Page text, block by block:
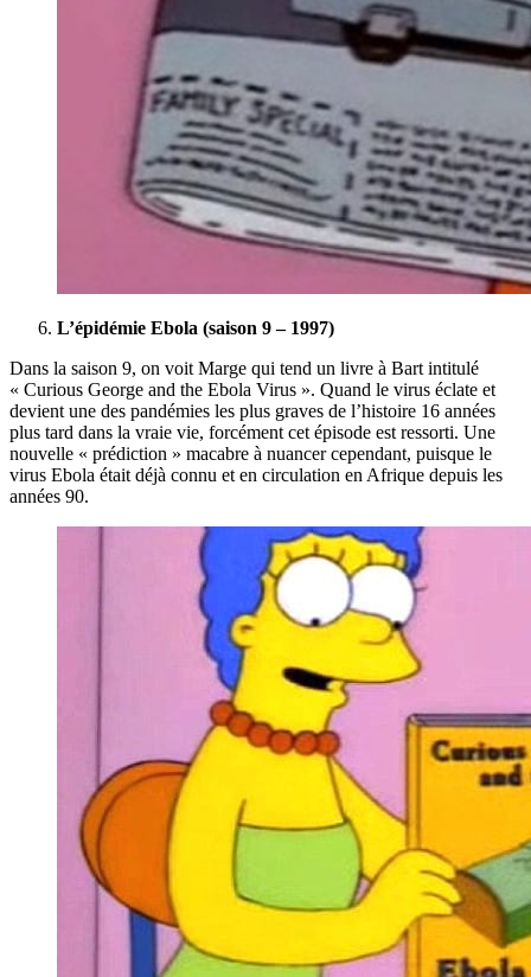
L’épidémie Ebola (saison 9 – 1997)
Dans la saison 9, on voit Marge qui tend un livre à Bart intitulé
« Curious George and the Ebola Virus ». Quand le virus éclate et
devient une des pandémies les plus graves de l’histoire 16 années
plus tard dans la vraie vie, forcément cet épisode est ressorti. Une
nouvelle « prédiction » macabre à nuancer cependant, puisque le
virus Ebola était déjà connu et en circulation en Afrique depuis les
années 90.